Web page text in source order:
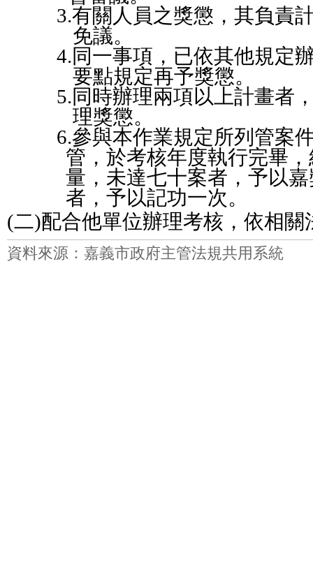
3.有關人員之獎懲，其負責
免議。
4.同一事項，已依其他規定
要點規定再予獎懲。
5.同時辦理兩項以上計畫者
理獎懲。
6.參與本作業規定所列管案
管，於考核年度執行完畢
量，未達七十案者，予以
者，予以記功一次。
(二)配合他單位辦理考核，依相關
資料來源：嘉義市政府主管法規共用系統